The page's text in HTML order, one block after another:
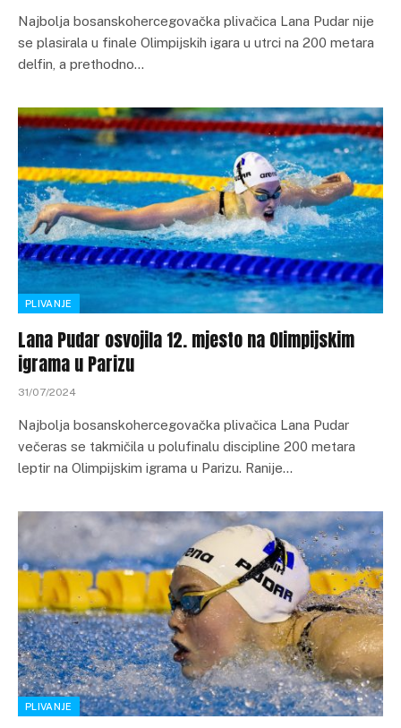
Najbolja bosanskohercegovačka plivačica Lana Pudar nije
se plasirala u finale Olimpijskih igara u utrci na 200 metara
delfin, a prethodno…
PLIVANJE
Lana Pudar osvojila 12. mjesto na Olimpijskim
igrama u Parizu
31/07/2024
Najbolja bosanskohercegovačka plivačica Lana Pudar
večeras se takmičila u polufinalu discipline 200 metara
leptir na Olimpijskim igrama u Parizu. Ranije…
PLIVANJE